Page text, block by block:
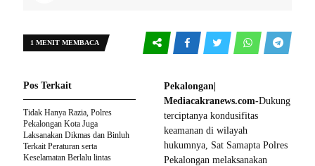
1 MENIT MEMBACA
Pekalongan|
Mediacakranews.com-Dukung
terciptanya kondusifitas
keamanan di wilayah
hukumnya, Sat Samapta Polres
Pekalongan melaksanakan
Pos Terkait
Tidak Hanya Razia, Polres
Pekalongan Kota Juga
Laksanakan Dikmas dan Binluh
Terkait Peraturan serta
Keselamatan Berlalu lintas